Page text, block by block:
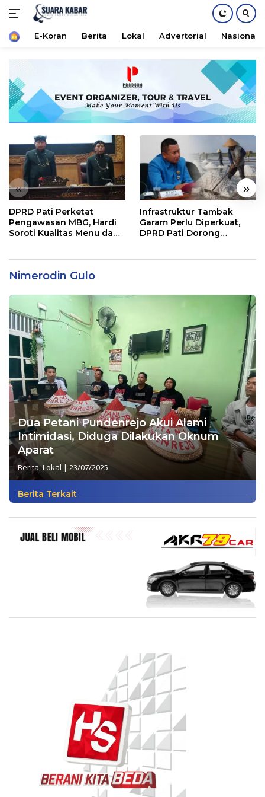
konten
HomeE-Koran Berita Lokal Advertorial Nasional
« »
DPRD Pati Perketat
Pengawasan MBG, Hardi
Soroti Kualitas Menu dan
Infrastruktur Tambak
Garam Perlu Diperkuat,
DPRD Pati Dorong
Nimerodin Gulo
Dua Petani Pundenrejo Akui Alami
Intimidasi, Diduga Dilakukan Oknum
Aparat
Berita,Lokal | 23/07/2025
Berita Terkait